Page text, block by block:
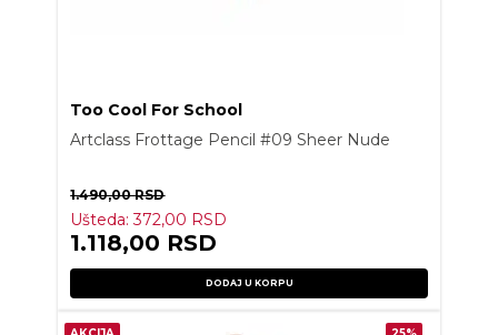
Too Cool For School
Artclass Frottage Pencil #09 Sheer Nude
1.490,00RSD
Ušteda:372,00 RSD
1.118,00 RSD
DODAJ U KORPU